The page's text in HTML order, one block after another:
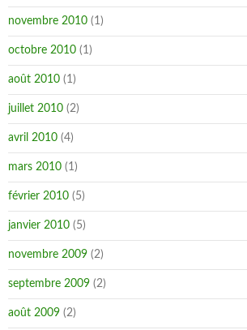
novembre 2010 (1)
octobre 2010 (1)
août 2010 (1)
juillet 2010 (2)
avril 2010 (4)
mars 2010 (1)
février 2010 (5)
janvier 2010 (5)
novembre 2009 (2)
septembre 2009 (2)
août 2009 (2)